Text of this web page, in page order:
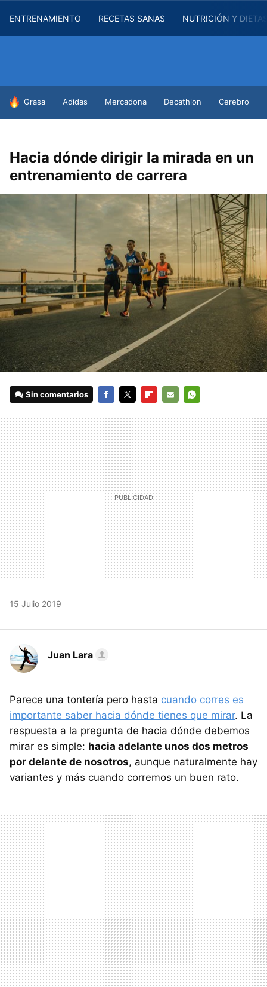
ENTRENAMIENTO RECETAS SANAS NUTRICIÓN Y
HOY SE HABLA DE
Grasa Adidas Mercadona Decathlon Cerebro
Hacia dónde dirigir la mirada en un
entrenamiento de carrera
Sin comentarios
MAIL
15 Julio 2019
Juan Lara
Parece una tontería pero hasta cuando corres es
importante saber hacia dónde tienes que mirar. La
respuesta a la pregunta de hacia dónde debemos
mirar es simple: hacia adelante unos dos metros
por delante de nosotros, aunque naturalmente hay
variantes y más cuando corremos un buen rato.